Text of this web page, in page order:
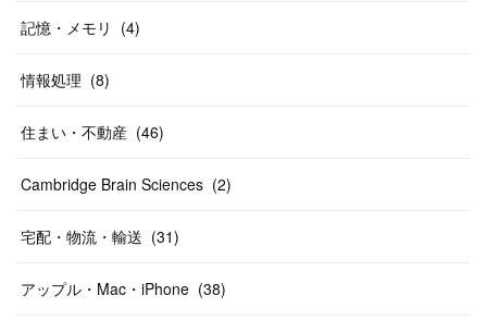
記憶・メモリ (4)
情報処理 (8)
住まい・不動産 (46)
Cambridge Brain Sciences (2)
宅配・物流・輸送 (31)
アップル・Mac・iPhone (38)